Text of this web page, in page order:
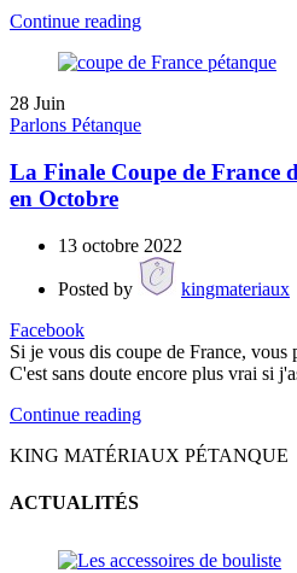
Continue reading
28 Juin
Parlons Pétanque
La Finale Coupe de France
en Octobre
13 octobre 2022
Posted by
kingmateriaux
Facebook
Si je vous dis coupe de France, vous
C'est sans doute encore plus vrai si
Continue reading
KING MATÉRIAUX PÉTANQUE
ACTUALITÉS